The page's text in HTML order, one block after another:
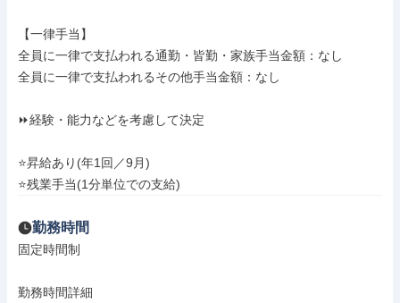
【一律手当】
全員に一律で支払われる通勤・皆勤・家族手当金額：なし
全員に一律で支払われるその他手当金額：なし
⏩経験・能力などを考慮して決定
⭐昇給あり(年1回／9月)
⭐残業手当(1分単位での支給)
勤務時間
固定時間制
勤務時間詳細